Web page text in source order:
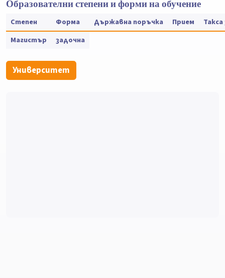
Образователни степени и форми на обучение
Степен Форма Държавна поръчка Прием
Магистър
задочна
Университет